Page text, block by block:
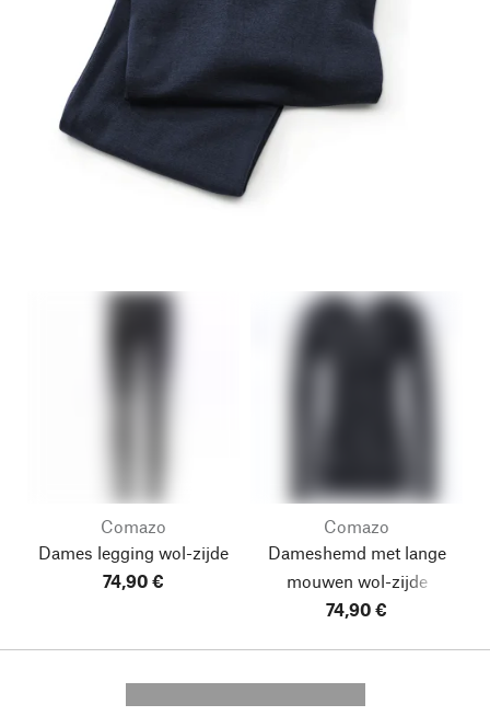
Comazo
Dames legging wol-zijde
74,90 €
Comazo
Dameshemd met lange
mouwen wol-zijde
74,90 €